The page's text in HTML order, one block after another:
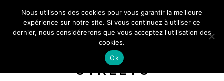
STREETS
Nous utilisons des cookies pour vous garantir la meilleure
expérience sur notre site. Si vous continuez à utiliser ce
dernier, nous considérerons que vous acceptez l'utilisation des
cookies.
Ok